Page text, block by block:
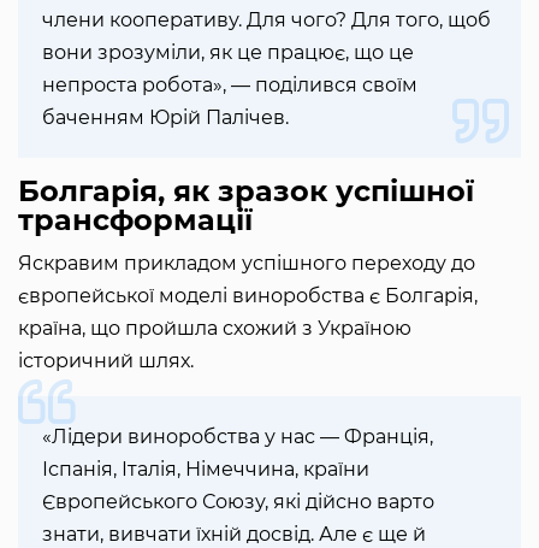
члени кооперативу. Для чого? Для того, щоб
вони зрозуміли, як це працює, що це
непроста робота», — поділився своїм
баченням Юрій Палічев.
Болгарія, як зразок успішної
трансформації
Яскравим прикладом успішного переходу до
європейської моделі виноробства є Болгарія,
країна, що пройшла схожий з Україною
історичний шлях.
«Лідери виноробства у нас — Франція,
Іспанія, Італія, Німеччина, країни
Європейського Союзу, які дійсно варто
знати, вивчати їхній досвід. Але є ще й